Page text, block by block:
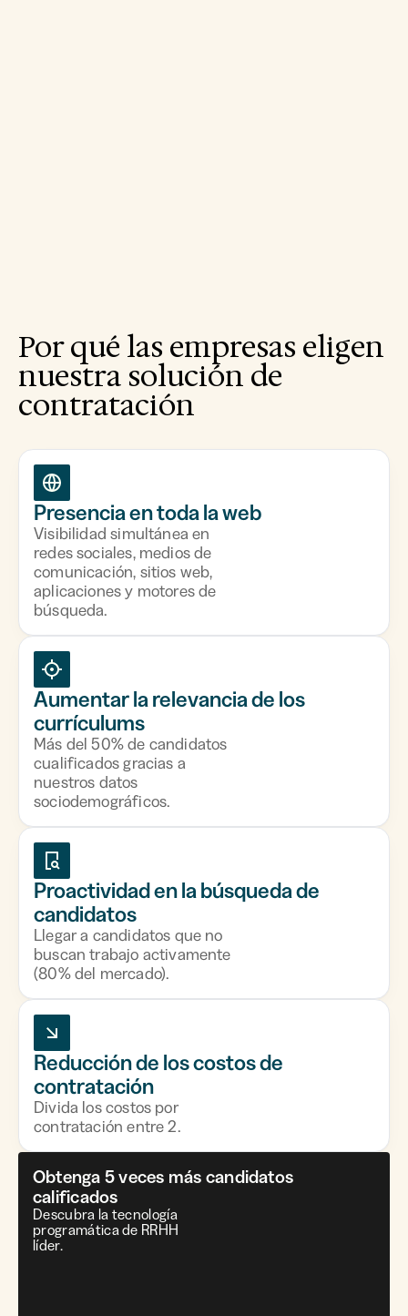
Por qué las empresas eligen
nuestra solución de
contratación
Presencia en toda la web
Visibilidad simultánea en
redes sociales, medios de
comunicación, sitios web,
aplicaciones y motores de
búsqueda.
Aumentar la relevancia de los
currículums
Más del 50% de candidatos
cualificados gracias a
nuestros datos
sociodemográficos.
Proactividad en la búsqueda de
candidatos
Llegar a candidatos que no
buscan trabajo activamente
(80% del mercado).
Reducción de los costos de
contratación
Divida los costos por
contratación entre 2.
Obtenga 5 veces más candidatos
calificados
Descubra la tecnología
programática de RRHH
líder.
Recluta